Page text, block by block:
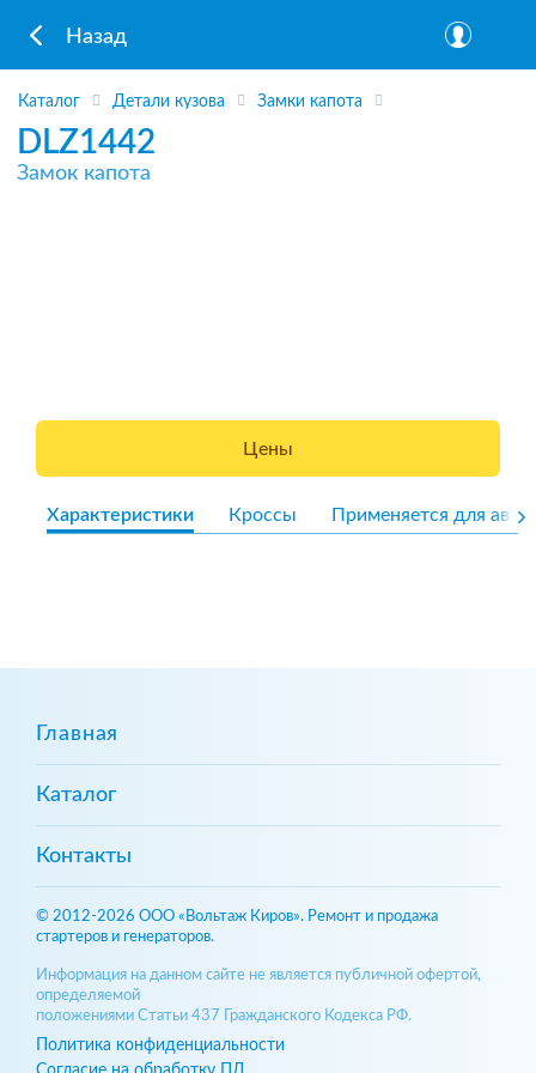
Назад
Каталог Детали кузова Замки капота
DLZ1442
Замок капота
Цены
Характеристики Кроссы Применяется для авто
Главная
Каталог
Контакты
© 2012-2026 ООО «Вольтаж Киров». Ремонт и продажа
стартеров и генераторов.
Информация на данном сайте не является публичной офертой,
определяемой
положениями Статьи 437 Гражданского Кодекса РФ.
Политика конфиденциальности